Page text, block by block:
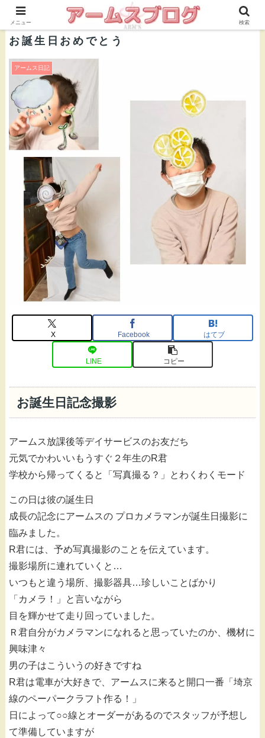
株式会社ＡＲＭ’Ｓ 公式ブログ
お誕生日おめでとう
アームス日記
X Facebook はてブ
LINE コピー
お誕生日記念撮影
アームス放課後等デイサービスのお友だち
元気でかわいいもうすぐ２年生のR君
学校から帰ってくると「写真撮る？」とわくわくモード
この日は彼の誕生日
成長の記念にアームスの プロカメラマンが誕生日撮影に
臨みました。
R君には、予め写真撮影のことを伝えています。
撮影場所に連れていくと…
いつもと違う場所、撮影器具…珍しいことばかり
「カメラ！」と言いながら
目を輝かせて走り回っていました。
Ｒ君自分がカメラマンになれると思っていたのか、機材に
興味津々
男の子はこういうの好きですね
R君は電車が大好きで、アームスに来ると開口一番「埼京
線のペーパークラフト作る！」
日によって○○線とオーダーがあるのでスタッフが予想し
て準備していますが
メニュー 検索